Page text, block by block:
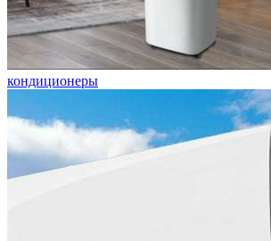
кондиционеры